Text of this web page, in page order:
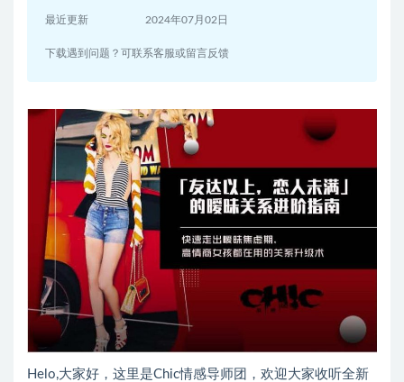
最近更新 2024年07月02日
下载遇到问题？可联系客服或留言反馈
Helo,大家好，这里是Chic情感导师团，欢迎大家收听全新